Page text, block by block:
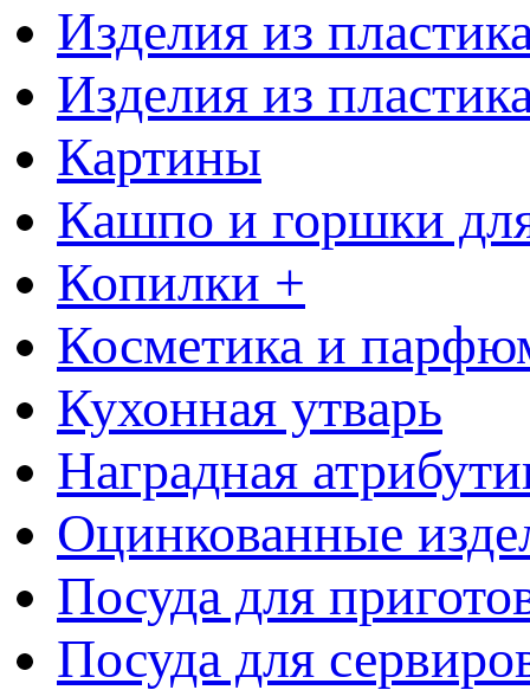
Изделия из
Изделия из
Картины
Кашпо и горшки
Копилки +
Косметика и
Кухонная утварь
Наградная
Оцинкованные
Посуда для
Посуда для